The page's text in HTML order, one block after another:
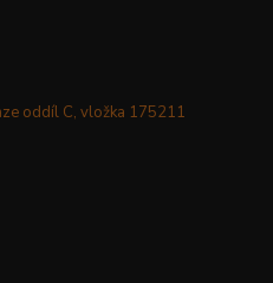
oddíl C, vložka 175211